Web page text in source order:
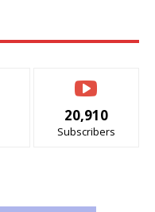
20,910
Subscribers